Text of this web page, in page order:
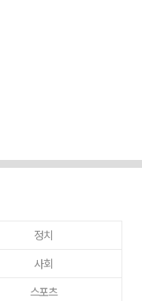
정치
사회
스포츠